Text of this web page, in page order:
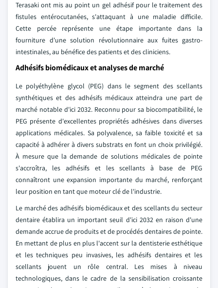
Terasaki ont mis au point un gel adhésif pour le traitement des
fistules entérocutanées, s'attaquant à une maladie difficile.
Cette percée représente une étape importante dans la
fourniture d'une solution révolutionnaire aux fuites gastro-
intestinales, au bénéfice des patients et des cliniciens.
Adhésifs biomédicaux et analyses de marché
Le polyéthylène glycol (PEG) dans le segment des scellants
synthétiques et des adhésifs médicaux atteindra une part de
marché notable d'ici 2032. Reconnu pour sa biocompatibilité, le
PEG présente d'excellentes propriétés adhésives dans diverses
applications médicales. Sa polyvalence, sa faible toxicité et sa
capacité à adhérer à divers substrats en font un choix privilégié.
À mesure que la demande de solutions médicales de pointe
s'accroîtra, les adhésifs et les scellants à base de PEG
connaîtront une expansion importante du marché, renforçant
leur position en tant que moteur clé de l'industrie.
Le marché des adhésifs biomédicaux et des scellants du secteur
dentaire établira un important seuil d'ici 2032 en raison d'une
demande accrue de produits et de procédés dentaires de pointe.
En mettant de plus en plus l'accent sur la dentisterie esthétique
et les techniques peu invasives, les adhésifs dentaires et les
scellants jouent un rôle central. Les mises à niveau
technologiques, dans le cadre de la sensibilisation croissante